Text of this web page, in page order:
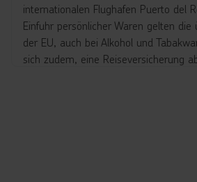
internationalen Flughafen Puerto del
Einfuhr persönlicher Waren gelten die
der EU, auch bei Alkohol und
sich zudem, eine Reiseversicherung